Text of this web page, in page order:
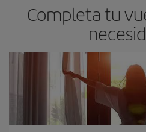
Completa tu